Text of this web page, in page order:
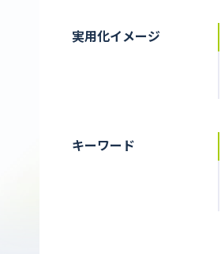
実用化イメージ
キーワード